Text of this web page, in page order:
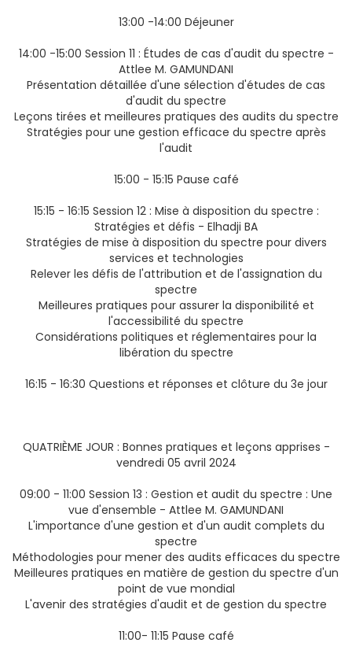
13:00 -14:00 Déjeuner
14:00 -15:00 Session 11 : Études de cas d'audit du spectre -
Attlee M. GAMUNDANI
Présentation détaillée d'une sélection d'études de cas
d'audit du spectre
Leçons tirées et meilleures pratiques des audits du spectre
Stratégies pour une gestion efficace du spectre après
l'audit
15:00 - 15:15 Pause café
15:15 - 16:15 Session 12 : Mise à disposition du spectre :
Stratégies et défis - Elhadji BA
Stratégies de mise à disposition du spectre pour divers
services et technologies
Relever les défis de l'attribution et de l'assignation du
spectre
Meilleures pratiques pour assurer la disponibilité et
l'accessibilité du spectre
Considérations politiques et réglementaires pour la
libération du spectre
16:15 - 16:30 Questions et réponses et clôture du 3e jour
QUATRIÈME JOUR : Bonnes pratiques et leçons apprises -
vendredi 05 avril 2024
09:00 - 11:00 Session 13 : Gestion et audit du spectre : Une
vue d'ensemble - Attlee M. GAMUNDANI
L'importance d'une gestion et d'un audit complets du
spectre
Méthodologies pour mener des audits efficaces du spectre
Meilleures pratiques en matière de gestion du spectre d'un
point de vue mondial
L'avenir des stratégies d'audit et de gestion du spectre
11:00- 11:15 Pause café